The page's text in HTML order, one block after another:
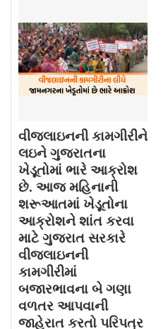
વીજલાઇનની કામગીરીને
લઇને ગુજરાતના
ખેડૂતોમાં ભારે આક્રોશ
છે. આજ મહિનાની
શરૂઆતમાં ખેડૂતોના
આક્રોશને શાંત કરવા
માટે ગુજરાત સરકારે
વીજલાઇનની
કામગીરીમાં
બજારભાવના બે ગણા
વળતર આપવાની
જાહેરાત કરતો પરિપત્ર